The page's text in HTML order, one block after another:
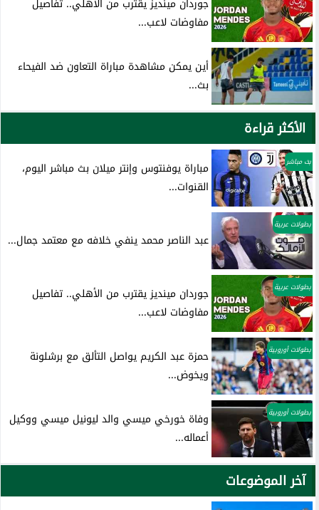
جوردان مينديز يقترب من الأهلي.. تفاصيل
مفاوضات لاعب...
أين يمكن مشاهدة مباراة التعاون ضد الفيحاء
بث...
الأكثر قراءة
بث مباشر
مباراة يوفنتوس وإنتر ميلان بث مباشر اليوم،
القنوات...
بطولات عربية
عبد الناصر محمد ينفي خلافه مع معتمد جمال...
بطولات عربية
جوردان مينديز يقترب من الأهلي.. تفاصيل
مفاوضات لاعب...
بطولات أوروبية
حمزة عبد الكريم يواصل التألق مع برشلونة
ويخوض...
بطولات أوروبية
وفاة خورخي ميسي والد ليونيل ميسي ووكيل
أعماله...
آخر الموضوعات